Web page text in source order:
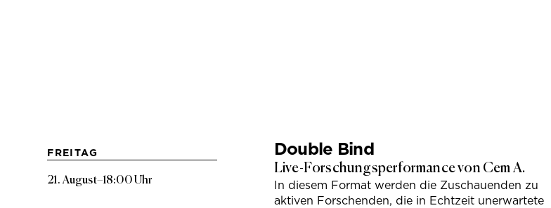
FREITAG
21. August–18:00 Uhr
Double Bind
Live-Forschungsperformance von Cem A.
In diesem Format werden die Zuschauenden zu
aktiven Forschenden, die in Echtzeit unerwartete